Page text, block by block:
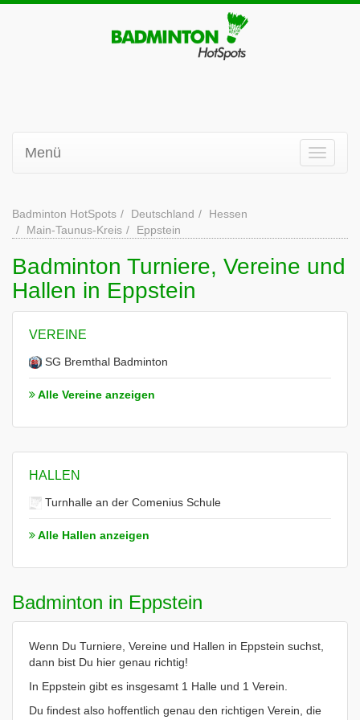
Menü
Badminton HotSpots Deutschland
Hessen
Main-Taunus-Kreis
Eppstein
Badminton Turniere, Vereine und
Hallen in Eppstein
VEREINE
SG Bremthal Badminton
Alle Vereine anzeigen
HALLEN
Turnhalle an der Comenius Schule
Alle Hallen anzeigen
Badminton in Eppstein
Wenn Du Turniere, Vereine und Hallen in Eppstein suchst,
dann bist Du hier genau richtig!
In Eppstein gibt es insgesamt 1 Halle und 1 Verein.
Du findest also hoffentlich genau den richtigen Verein, die